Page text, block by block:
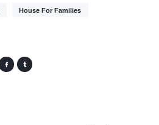
House For Families